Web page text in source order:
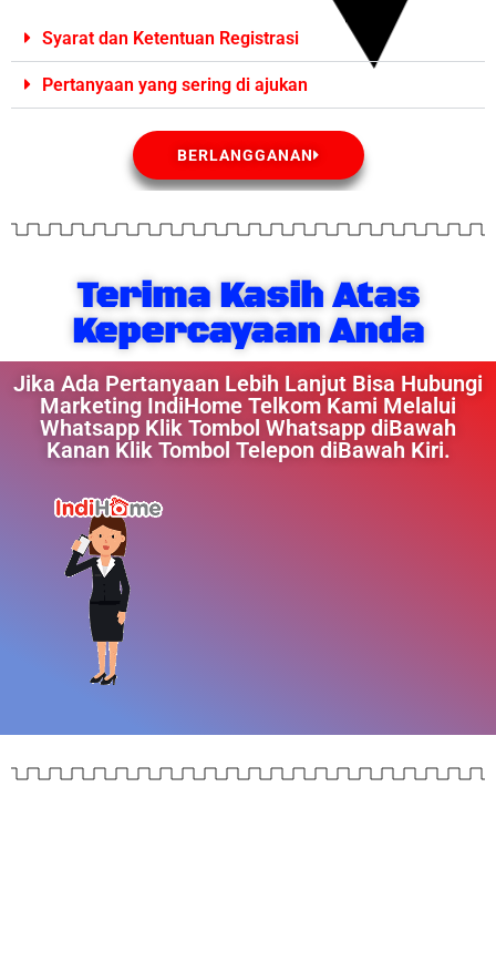
Syarat dan Ketentuan Registrasi
Pertanyaan yang sering di ajukan
BERLANGGANAN
Terima Kasih Atas
Kepercayaan Anda
Jika Ada Pertanyaan Lebih Lanjut Bisa Hubungi
Marketing IndiHome Telkom Kami Melalui
Whatsapp Klik Tombol Whatsapp diBawah
Kanan Klik Tombol Telepon diBawah Kiri.